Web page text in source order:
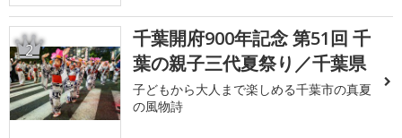
2
千葉開府900年記念 第51回 千
葉の親子三代夏祭り／千葉県
子どもから大人まで楽しめる千葉市の真夏
の風物詩